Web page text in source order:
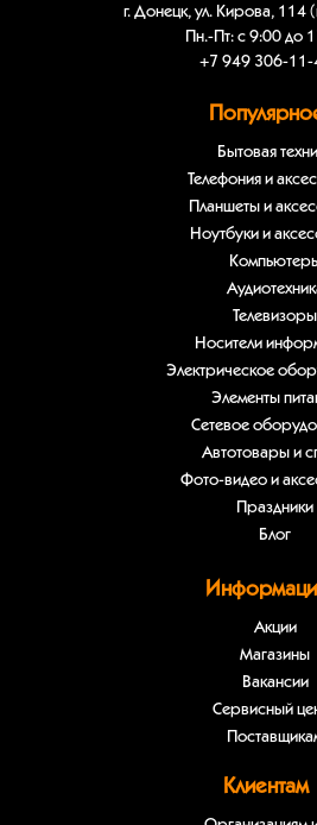
г. Донецк, ул. Кирова, 114
Пн.-Пт: с 9:00 до
+7 949 306-11-
Бытовая
Телефония и
Планшеты и
Ноутбуки и
Телевизоры
Носители
Электрическое
Элементы
Сетевое
Автотовары и
Фото-видео и
Праздники
Блог
Акции
Магазины
Вакансии
Сервисный
Клиентам